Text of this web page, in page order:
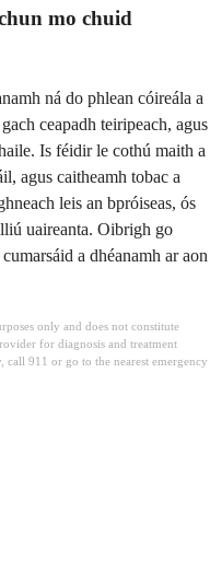
mo chuid
ná do phlean cóireála a
ceapadh teiripeach, agus
Is féidir le cothú maith a
agus caitheamh tobac a
leis an bpróiseas, ós
uaireanta. Oibrigh go
a dhéanamh ar aon
only and does not constitute
for diagnosis and treatment
911 or go to the nearest emergency